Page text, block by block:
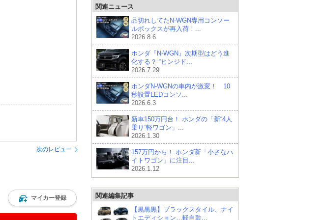
次のレビュー
マイカー登録
関連ニュース
品切れしてたN-WGN専用コンソー
ルボックスが再入荷！...
2026.8.6
ホンダ『N-WGN』次期型はどう進
化する？ “ヒンジド...
2026.7.29
ホンダN-WGNの車内が激変！ 10
秒設置LEDコンソ...
2026.6.3
新車150万円台！ ホンダの「新“4人
乗り”軽ワゴン」...
2026.1.30
157万円から！ ホンダ新「小さなハ
イトワゴン」に注目...
2026.1.12
関連編集記事
【黒黒黒】ブラックスタイル、ナイ
トエディション…軽自動...